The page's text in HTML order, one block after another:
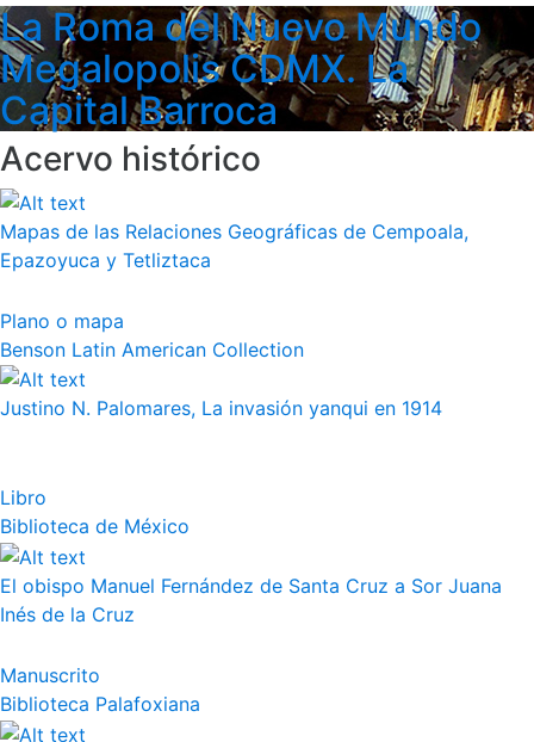
La Roma del Nuevo Mundo
Megalopolis CDMX. La
Capital Barroca
Acervo histórico
Mapas de las Relaciones Geográficas de Cempoala,
Epazoyuca y Tetliztaca
Plano o mapa
Benson Latin American Collection
Justino N. Palomares, La invasión yanqui en 1914
Libro
Biblioteca de México
El obispo Manuel Fernández de Santa Cruz a Sor Juana
Inés de la Cruz
Manuscrito
Biblioteca Palafoxiana